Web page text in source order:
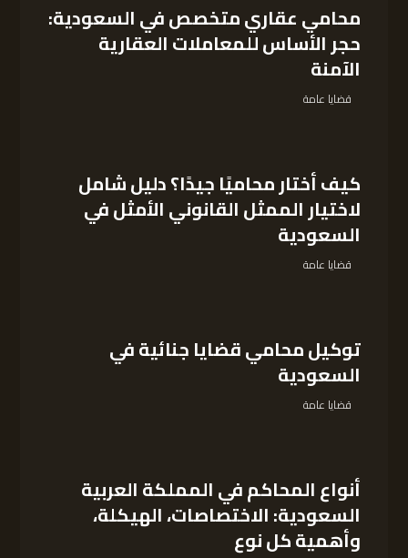
محامي عقاري متخصص في السعودية:
حجر الأساس للمعاملات العقارية
الآمنة
قضايا عامة
كيف أختار محاميًا جيدًا؟ دليل شامل
لاختيار الممثل القانوني الأمثل في
السعودية
قضايا عامة
توكيل محامي قضايا جنائية في
السعودية
قضايا عامة
أنواع المحاكم في المملكة العربية
السعودية: الاختصاصات، الهيكلة،
وأهمية كل نوع